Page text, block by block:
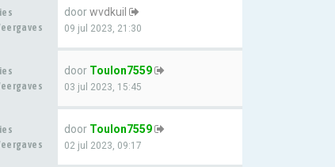
doorwvdkuil
09 jul 2023, 21:30
door Toulon7559
03 jul 2023, 15:45
door Toulon7559
02 jul 2023, 09:17